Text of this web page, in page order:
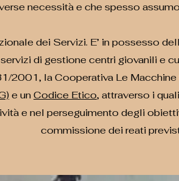
necessità e che spesso
dei Servizi. E’ in possesso
di gestione centri giovanili e
2001, la Cooperativa Le
e unCodice Etico, attraverso i
e nel perseguimento degli
commissione dei reati